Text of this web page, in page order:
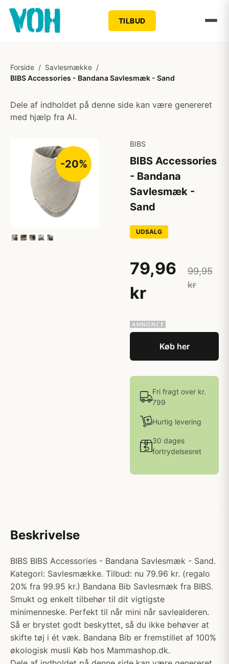
TILBUD
Forside / Savlesmække /
BIBS Accessories - Bandana Savlesmæk - Sand
Dele af indholdet på denne side kan være genereret
med hjælp fra AI.
-20%
BIBS
BIBS Accessories
- Bandana
Savlesmæk -
Sand
UDSALG
79,96
kr
99,95
kr
Køb her
Fri fragt over kr.
799
Hurtig levering
30 dages
fortrydelsesret
Beskrivelse
BIBS BIBS Accessories - Bandana Savlesmæk - Sand.
Kategori: Savlesmække. Tilbud: nu 79.96 kr. (regalo
20% fra 99.95 kr.) Bandana Bib Savlesmæk fra BIBS.
Smukt og enkelt tilbehør til dit vigtigste
minimenneske. Perfekt til når mini når savlealderen.
Så er brystet godt beskyttet, så du ikke behøver at
skifte tøj i ét væk. Bandana Bib er fremstillet af 100%
økologisk musli Køb hos Mammashop.dk.